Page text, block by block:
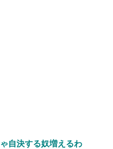
自決する奴増えるわ